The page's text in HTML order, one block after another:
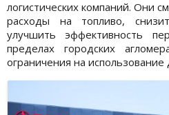
логистических компаний. Они
расходы на топливо,
улучшить эффективность
пределах городских
ограничения на использование